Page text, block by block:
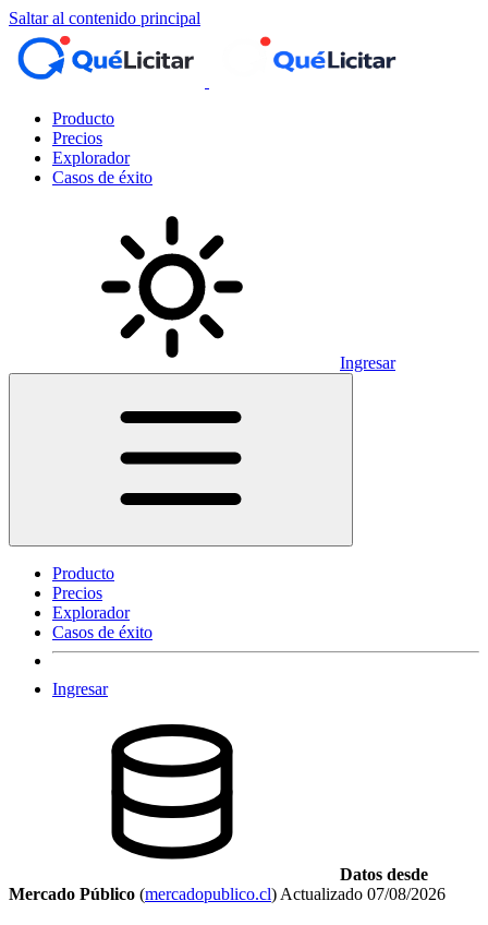
Saltar al contenido principal
Producto
Precios
Explorador
Casos de éxito
Ingresar
Producto
Precios
Explorador
Casos de éxito
Ingresar
Datos desde
Mercado Público (mercadopublico.cl) Actualizado 07/08/2026